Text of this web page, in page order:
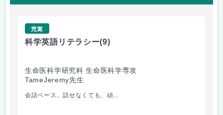
充実
科学英語リテラシー(9)
生命医科学研究科 生命医科学専攻
TameJeremy先生
会話ベース。話せなくても、頑...